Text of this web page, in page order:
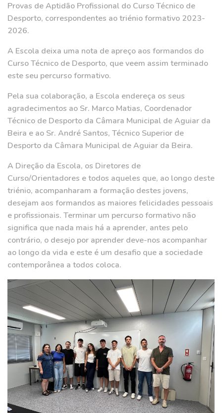
Provas de Aptidão Profissional do Curso Técnico de
Desporto, correspondentes ao triénio formativo 2023-
2026.
A Escola deixa uma nota de apreço aos formandos do
Curso Técnico de Desporto, que veem assim terminado
este seu percurso formativo.
Pela sua colaboração, a Escola endereça os seus
agradecimentos ao Sr. Marco Matias, Coordenador
Técnico de Desporto da Câmara Municipal de Aguiar da
Beira e ao Sr. André Santos, Técnico Superior de
Desporto da Câmara Municipal de Aguiar da Beira.
A Direção da Escola, os Diretores de
Curso/Orientadores e todos aqueles que, ao longo deste
triénio, acompanharam a formação destes jovens,
desejam aos formandos as maiores felicidades pessoais
e profissionais. Terminar um percurso formativo não
significa que nada mais há a aprender, antes pelo
contrário, o desejo por aprender deve-nos acompanhar
ao longo da vida e este é um desafio que a sociedade
contemporânea a todos coloca.